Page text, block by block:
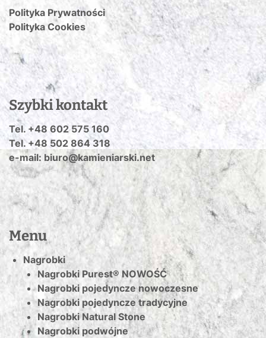
Polityka Prywatności
Polityka Cookies
Szybki kontakt
Tel. +48 602 575 160
Tel. +48 502 864 318
e-mail: biuro@kamieniarski.net
Menu
Nagrobki
Nagrobki Purest® NOWOŚĆ
Nagrobki pojedyncze nowoczesne
Nagrobki pojedyncze tradycyjne
Nagrobki Natural Stone
Nagrobki podwójne